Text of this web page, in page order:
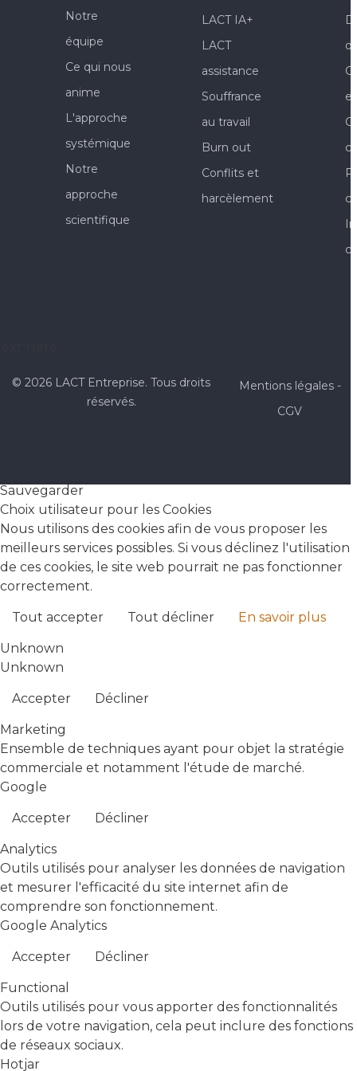
Notre
équipe
Ce qui nous
anime
L'approche
systémique
Notre
approche
scientifique
LACT IA+
LACT
assistance
Souffrance
au travail
Burn out
Conflits et
harcèlement
© 2026 LACT Entreprise. Tous droits
réservés.
Mentions légales-
CGV
Sauvegarder
Choix utilisateur pour les Cookies
Nous utilisons des cookies afin de vous proposer les
meilleurs services possibles. Si vous déclinez l'utilisation
de ces cookies, le site web pourrait ne pas fonctionner
correctement.
Tout accepter Tout décliner En savoir plus
Unknown
Unknown
Accepter Décliner
Marketing
Ensemble de techniques ayant pour objet la stratégie
commerciale et notamment l'étude de marché.
Google
Accepter Décliner
Analytics
Outils utilisés pour analyser les données de navigation
et mesurer l'efficacité du site internet afin de
comprendre son fonctionnement.
Google Analytics
Accepter Décliner
Functional
Outils utilisés pour vous apporter des fonctionnalités
lors de votre navigation, cela peut inclure des fonctions
de réseaux sociaux.
Hotjar